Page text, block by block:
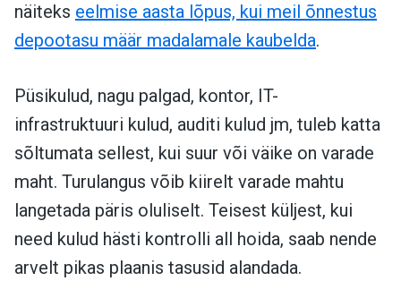
näiteks eelmise aasta lõpus, kui meil õnnestus
depootasu määr madalamale kaubelda.
Püsikulud, nagu palgad, kontor, IT-
infrastruktuuri kulud, auditi kulud jm, tuleb katta
sõltumata sellest, kui suur või väike on varade
maht. Turulangus võib kiirelt varade mahtu
langetada päris oluliselt. Teisest küljest, kui
need kulud hästi kontrolli all hoida, saab nende
arvelt pikas plaanis tasusid alandada.